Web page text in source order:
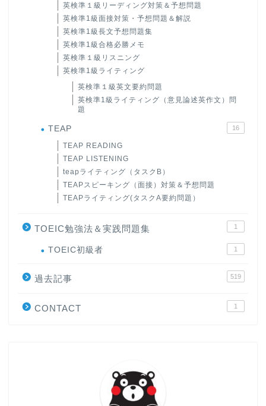
英検準１級リーディング対策＆予想問題
英検準1級面接対策・予想問題＆解説
英検準1級長文予想問題集
英検準1級合格必勝メモ
英検準１級リスニング
英検準1級ライティング
英検準１級英文要約問題
英検準1級ライティング（意見論述英作文）問
題
TEAP 16
TEAP READING
TEAP LISTENING
teapライティング（タスクB）
TEAPスピーキング（面接）対策＆予想問題
TEAPライティング(タスクA要約問題）
TOEIC勉強法＆実践問題集 1
TOEIC初級者 1
過去記事 519
CONTACT 1
大学入試英語対策講座
英語名言・格言・カッコい